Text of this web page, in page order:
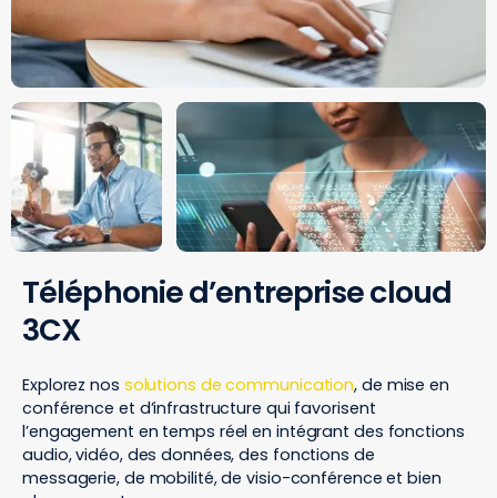
Téléphonie d’entreprise cloud
3CX
Explorez nos solutions de communication, de mise en
conférence et d’infrastructure qui favorisent
l’engagement en temps réel en intégrant des fonctions
audio, vidéo, des données, des fonctions de
messagerie, de mobilité, de visio-conférence et bien